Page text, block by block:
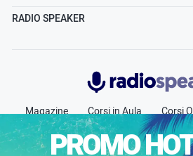
RADIO SPEAKER
Magazine Corsi in Aula Corsi
Community
Radio Jobs
Pubblicità
PROMO